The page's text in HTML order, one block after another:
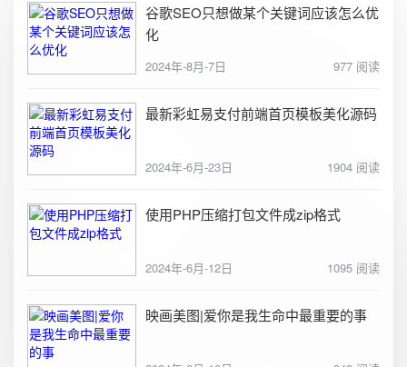
谷歌SEO只想做某个关键词应该怎么优
化
2024年-8月-7日 977 阅读
最新彩虹易支付前端首页模板美化源码
2024年-6月-23日 1904 阅读
使用PHP压缩打包文件成zip格式
2024年-6月-12日 1095 阅读
映画美图|爱你是我生命中最重要的事